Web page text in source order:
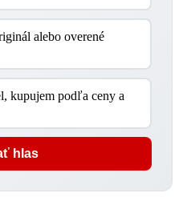
alebo overené
kupujem podľa ceny a
hlas